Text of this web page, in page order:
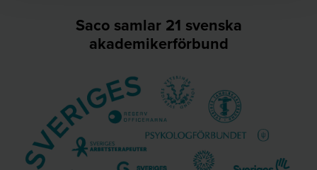
Saco samlar 21 svenska
akademikerförbund